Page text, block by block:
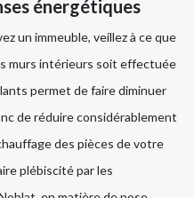
énergétiques
un immeuble, veillez à ce que
murs intérieurs soit effectuée
permet de faire diminuer
de réduire considérablement
des pièces de votre
plébiscité par les